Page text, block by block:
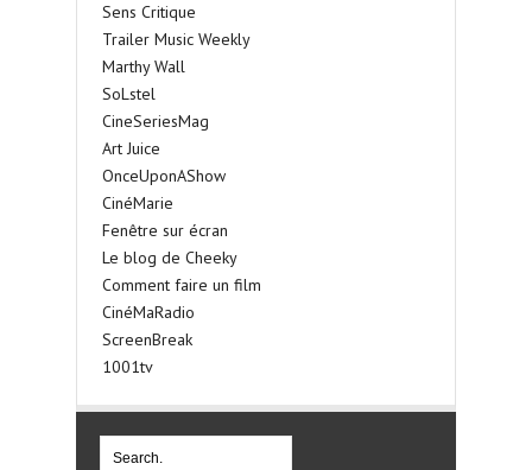
Sens Critique
Trailer Music Weekly
Marthy Wall
SoLstel
CineSeriesMag
Art Juice
OnceUponAShow
CinéMarie
Fenêtre sur écran
Le blog de Cheeky
Comment faire un film
CinéMaRadio
ScreenBreak
1001tv